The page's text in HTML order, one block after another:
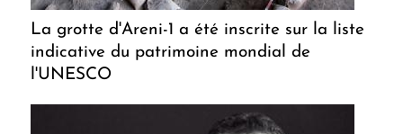
La grotte d'Areni-1 a été inscrite sur la liste
indicative du patrimoine mondial de
l'UNESCO